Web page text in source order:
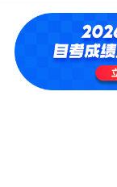
核心提
示:
她更喜
欢的是本多
RURU《美